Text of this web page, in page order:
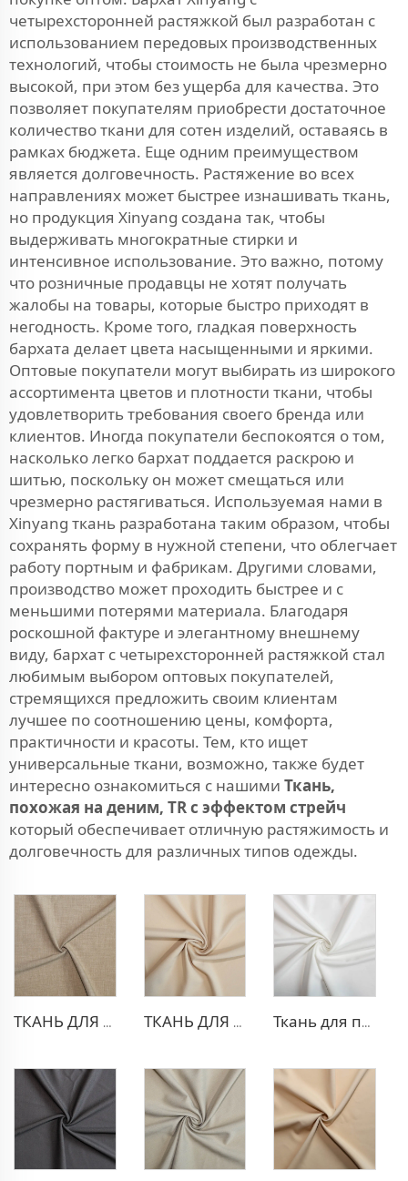
четырехсторонней растяжкой был разработан с
использованием передовых производственных
технологий, чтобы стоимость не была чрезмерно
высокой, при этом без ущерба для качества. Это
позволяет покупателям приобрести достаточное
количество ткани для сотен изделий, оставаясь в
рамках бюджета. Еще одним преимуществом
является долговечность. Растяжение во всех
направлениях может быстрее изнашивать ткань,
но продукция Xinyang создана так, чтобы
выдерживать многократные стирки и
интенсивное использование. Это важно, потому
что розничные продавцы не хотят получать
жалобы на товары, которые быстро приходят в
негодность. Кроме того, гладкая поверхность
бархата делает цвета насыщенными и яркими.
Оптовые покупатели могут выбирать из широкого
ассортимента цветов и плотности ткани, чтобы
удовлетворить требования своего бренда или
клиентов. Иногда покупатели беспокоятся о том,
насколько легко бархат поддается раскрою и
шитью, поскольку он может смещаться или
чрезмерно растягиваться. Используемая нами в
Xinyang ткань разработана таким образом, чтобы
сохранять форму в нужной степени, что облегчает
работу портным и фабрикам. Другими словами,
производство может проходить быстрее и с
меньшими потерями материала. Благодаря
роскошной фактуре и элегантному внешнему
виду, бархат с четырехсторонней растяжкой стал
любимым выбором оптовых покупателей,
стремящихся предложить своим клиентам
лучшее по соотношению цены, комфорта,
практичности и красоты. Тем, кто ищет
универсальные ткани, возможно, также будет
интересно ознакомиться с нашими Ткань,
похожая на деним, TR с эффектом стрейч
который обеспечивает отличную растяжимость и
долговечность для различных типов одежды.
ТКАНЬ ДЛЯ ТРИКОТАЖНЫХ БРЮК ИЗ ПОЛИЭСТЕРА И ВИСКОЗЫ ТКАНЬ ДЛЯ БЛЕЙЗЕРА ИЗ ПОЛИЭСТЕРА И ВИСКОЗЫ Ткань для платья из полиэстера и вискозы с эффектом стрейч